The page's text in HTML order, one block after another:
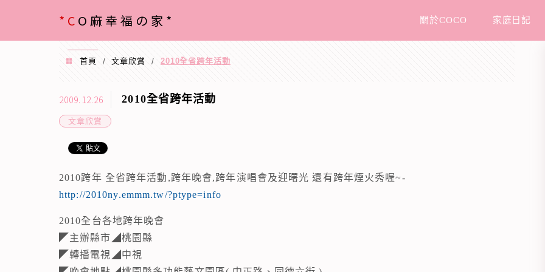
*C O麻幸福の家* 關於COCO 家庭日記
首頁 / 文章欣賞 / 2010全省跨年活動
2009.12.26 2010全省跨年活動
文章欣賞
2010跨年 全省跨年活動,跨年晚會,跨年演唱會及迎曙光 還有跨年煙火秀喔~-
http://2010ny.emmm.tw/?ptype=info
2010全台各地跨年晚會
◤主辦縣市◢桃園縣
◤轉播電視◢中視